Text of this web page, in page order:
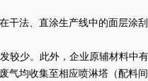
法、直涂生产线中的面层涂
少。此外，企业原辅材料中
均收集至相应喷淋塔（配料间